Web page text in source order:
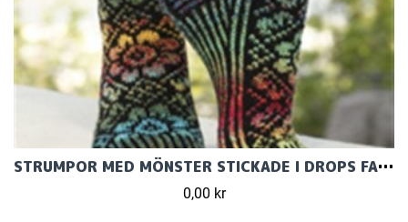
STRUMPOR MED MÖNSTER STICKADE I DROPS FABEL
0,00 kr